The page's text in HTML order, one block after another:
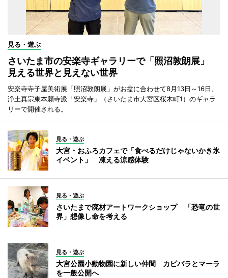
見る・遊ぶ
さいたま市の安楽寺ギャラリーで「照沼敦朗展」
見える世界と見えない世界
安楽寺寺子屋美術展「照沼敦朗展」がお盆に合わせて8月13日～16日、
浄土真宗東本願寺派「安楽寺」（さいたま市大宮区桜木町1）のギャラ
リーで開催される。
見る・遊ぶ
大宮・おふろカフェで「食べるだけじゃないかき氷
イベント」 凍える涼感体験
見る・遊ぶ
さいたまで廃材アートワークショップ 「恐竜の世
界」想像し命を考える
見る・遊ぶ
大宮公園小動物園に新しい仲間 カピバラとマーラ
を一般公開へ